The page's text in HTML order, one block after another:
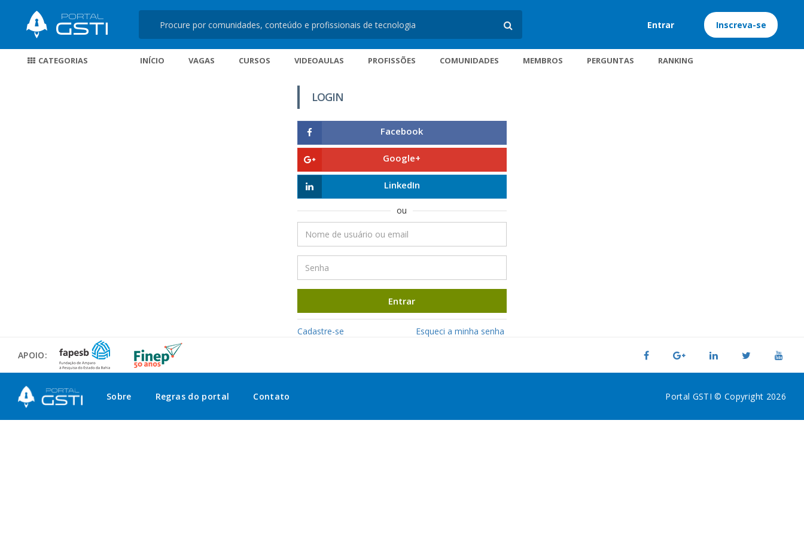
Entrar Inscreva-se
CATEGORIAS INÍCIO VAGAS CURSOS VIDEOAULAS PROFISSÕES COMUNIDADES MEMBROS PERGUNTAS RANKING
LOGIN
Facebook
Google+
LinkedIn
ou
Entrar
Cadastre-se Esqueci a minha senha
APOIO:
Sobre Regras do portal Contato Portal GSTI © Copyright 2026